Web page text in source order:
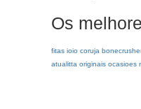
Os
fitas ioio coruja
atualitta originais ocasioes